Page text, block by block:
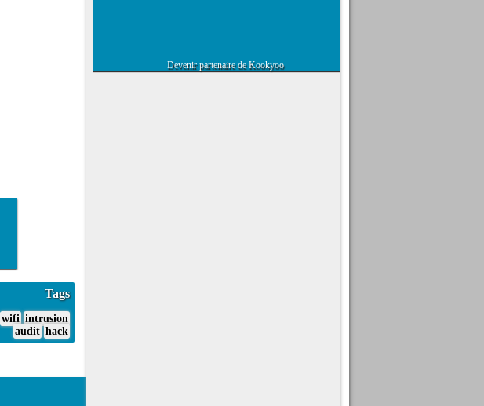
Tags
wifi intrusion
audit hack
Devenir partenaire de Kookyoo